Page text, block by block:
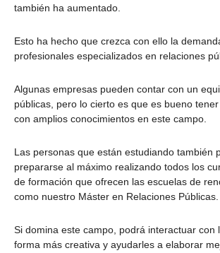
también ha aumentado.
Esto ha hecho que crezca con ello la
profesionales especializados en relaciones
Algunas empresas pueden contar con un
públicas, pero lo cierto es que es bueno
con amplios conocimientos en este campo.
Las personas que están estudiando también
prepararse al máximo realizando todos los
de formación que ofrecen las escuelas de
como nuestro Máster en Relaciones Públicas.
Si domina este campo, podrá interactuar con
forma más creativa y ayudarles a elaborar